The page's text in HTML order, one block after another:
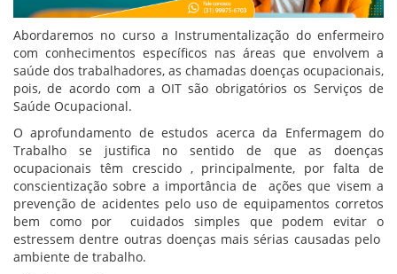
Abordaremos no curso a Instrumentalização do enfermeiro
com conhecimentos específicos nas áreas que envolvem a
saúde dos trabalhadores, as chamadas doenças ocupacionais,
pois, de acordo com a OIT são obrigatórios os Serviços de
Saúde Ocupacional.
O aprofundamento de estudos acerca da Enfermagem do
Trabalho se justifica no sentido de que as doenças
ocupacionais têm crescido , principalmente, por falta de
conscientização sobre a importância de ações que visem a
prevenção de acidentes pelo uso de equipamentos corretos
bem como por cuidados simples que podem evitar o
estressem dentre outras doenças mais sérias causadas pelo
ambiente de trabalho.